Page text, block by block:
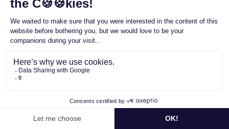
comprendre les produits et en tirer le meilleur au
quotidien. Astuces, explications et conseils pratiques
sont au cœur de mes articles.